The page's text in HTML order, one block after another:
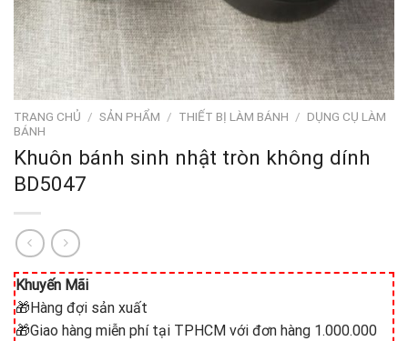
TRANG CHỦ / SẢN PHẨM / THIẾT BỊ LÀM BÁNH / DỤNG CỤ LÀM
BÁNH
Khuôn bánh sinh nhật tròn không dính
BD5047
Khuyến Mãi
🎁Hàng đợi sản xuất
🎁Giao hàng miễn phí tại TPHCM với đơn hàng 1.000.000